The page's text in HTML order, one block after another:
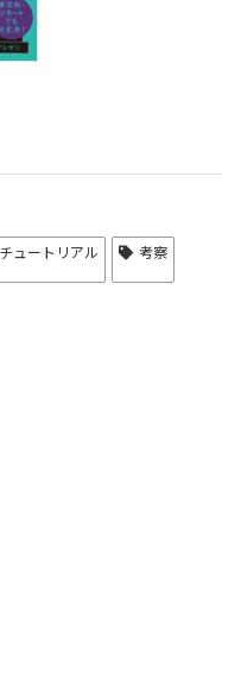
チュートリアル 考察